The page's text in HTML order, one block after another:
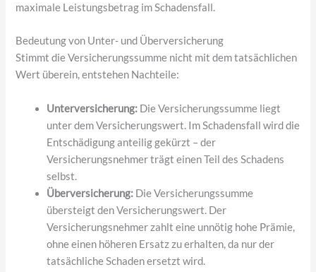
maximale Leistungsbetrag im Schadensfall.
Bedeutung von Unter- und Überversicherung
Stimmt die Versicherungssumme nicht mit dem tatsächlichen
Wert überein, entstehen Nachteile:
Unterversicherung: Die Versicherungssumme liegt
unter dem Versicherungswert. Im Schadensfall wird die
Entschädigung anteilig gekürzt – der
Versicherungsnehmer trägt einen Teil des Schadens
selbst.
Überversicherung: Die Versicherungssumme
übersteigt den Versicherungswert. Der
Versicherungsnehmer zahlt eine unnötig hohe Prämie,
ohne einen höheren Ersatz zu erhalten, da nur der
tatsächliche Schaden ersetzt wird.